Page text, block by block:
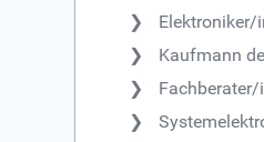
Elektroniker/
Kaufmann